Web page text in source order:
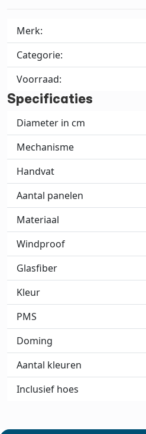
Merk:
Categorie:
Voorraad:
Specificaties
Diameter in cm
Mechanisme
Handvat
Aantal panelen
Materiaal
Windproof
Glasfiber
Kleur
PMS
Doming
Aantal kleuren
Inclusief hoes